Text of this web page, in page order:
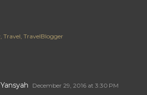
Travel TravelBlogger
December 29, 2016 at 3:30 PM